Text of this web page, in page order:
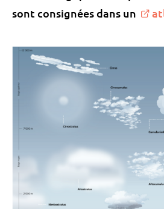
sont consignées dans un